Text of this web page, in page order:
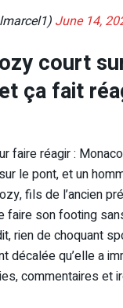
June 14,
court
ça fait
faire réagir :
le pont, et un
fils de l’ancien
faire son footing
rien de choquant
décalée qu’elle a
commentaires et